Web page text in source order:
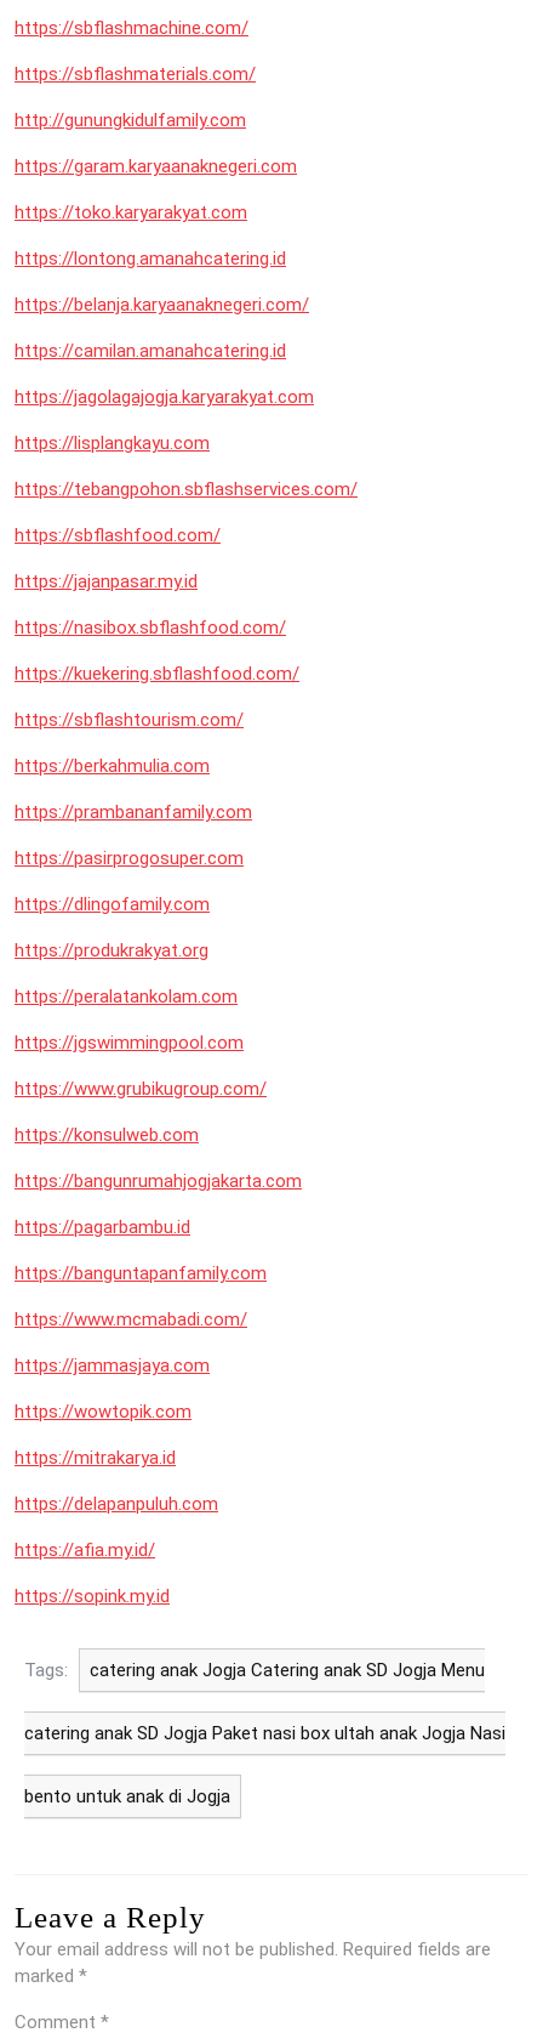
https://sbflashmachine.com/
https://sbflashmaterials.com/
http://gunungkidulfamily.com
https://garam.karyaanaknegeri.com
https://toko.karyarakyat.com
https://lontong.amanahcatering.id
https://belanja.karyaanaknegeri.com/
https://camilan.amanahcatering.id
https://jagolagajogja.karyarakyat.com
https://lisplangkayu.com
https://tebangpohon.sbflashservices.com/
https://sbflashfood.com/
https://jajanpasar.my.id
https://nasibox.sbflashfood.com/
https://kuekering.sbflashfood.com/
https://sbflashtourism.com/
https://berkahmulia.com
https://prambananfamily.com
https://pasirprogosuper.com
https://dlingofamily.com
https://produkrakyat.org
https://peralatankolam.com
https://jgswimmingpool.com
https://www.grubikugroup.com/
https://konsulweb.com
https://bangunrumahjogjakarta.com
https://pagarbambu.id
https://banguntapanfamily.com
https://www.mcmabadi.com/
https://jammasjaya.com
https://wowtopik.com
https://mitrakarya.id
https://delapanpuluh.com
https://afia.my.id/
https://sopink.my.id
Tags: catering anak Jogja Catering anak SD Jogja Menu
catering anak SD Jogja Paket nasi box ultah anak Jogja Nasi
bento untuk anak di Jogja
Leave a Reply
Your email address will not be published. Required fields are
marked *
Comment *